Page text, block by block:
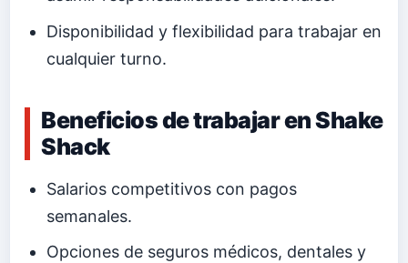
Disponibilidad y flexibilidad para trabajar en
cualquier turno.
Beneficios de trabajar en Shake
Shack
Salarios competitivos con pagos
semanales.
Opciones de seguros médicos, dentales y